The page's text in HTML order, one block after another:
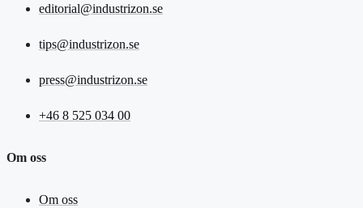
editorial@industrizon.se
tips@industrizon.se
press@industrizon.se
+46 8 525 034 00
Om oss
Om oss